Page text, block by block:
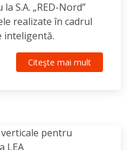
S.A. „RED-Nord”
realizate în cadrul
inteligentă.
Citeşte mai mult